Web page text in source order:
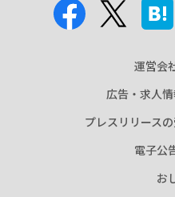
運営会
広告・求人
プレスリリース
電子公
お